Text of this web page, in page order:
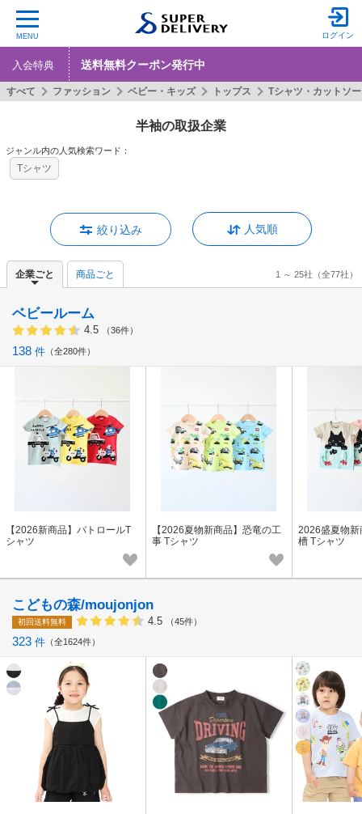
MENU ログイン
入会特典 送料無料クーポン発行中
半袖の取扱企業
すべて ファッション ベビー・キッズ トップス Tシャツ・カットソー
ジャンル内の人気検索ワード：
Tシャツ
絞り込み 人気順
企業ごと 商品ごと 1 ～ 25社 （全77社）
ベビールーム
4.5 （36件）
138 件 全280件
【2026新商品】パトロールT
シャツ
【2026夏物新商品】恐竜の工
事 Tシャツ
2026盛夏物
槽 Tシャツ
こどもの森/moujonjon
初回送料無料 4.5 （45件）
323 件 全1624件